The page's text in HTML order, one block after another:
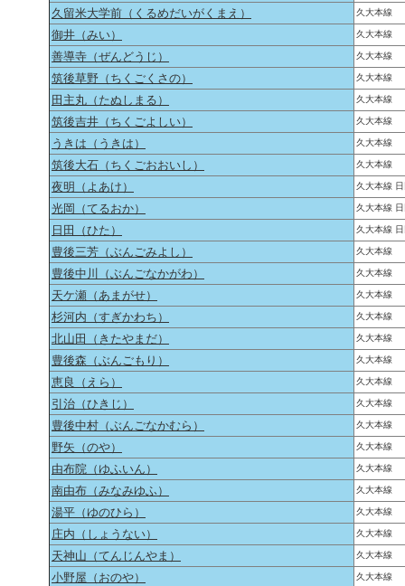
久留米大学前（くるめだいがくまえ） 久大本線
御井（みい） 久大本線
善導寺（ぜんどうじ） 久大本線
筑後草野（ちくごくさの） 久大本線
田主丸（たぬしまる） 久大本線
筑後吉井（ちくごよしい） 久大本線
うきは（うきは） 久大本線
筑後大石（ちくごおおいし） 久大本線
夜明（よあけ） 久大本線
光岡（てるおか） 久大本線
日田（ひた） 久大本線
豊後三芳（ぶんごみよし） 久大本線
豊後中川（ぶんごなかがわ） 久大本線
天ケ瀬（あまがせ） 久大本線
杉河内（すぎかわち） 久大本線
北山田（きたやまだ） 久大本線
豊後森（ぶんごもり） 久大本線
恵良（えら） 久大本線
引治（ひきじ） 久大本線
豊後中村（ぶんごなかむら） 久大本線
野矢（のや） 久大本線
由布院（ゆふいん） 久大本線
南由布（みなみゆふ） 久大本線
湯平（ゆのひら） 久大本線
庄内（しょうない） 久大本線
天神山（てんじんやま） 久大本線
小野屋（おのや） 久大本線